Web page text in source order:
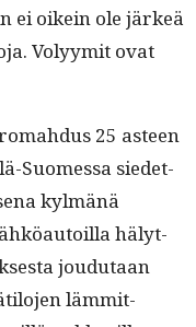
ei oikein ole järkeä
Volyymit ovat
25 asteen
Suomes­sa siedet­
kylmänä
hälyt­
joudu­taan
läm­mit­